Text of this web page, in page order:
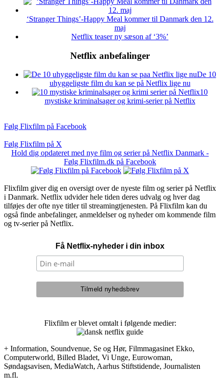
‘Stranger Things’-Happy Meal kommer til Danmark den 12.
maj
Netflix teaser ny sæson af ‘3%’
Netflix anbefalinger
De 10
uhyggeligste film du kan se på Netflix lige nu
10
mystiske kriminalsager og krimi-serier på Netflix
Følg Flixfilm på Facebook
Følg Flixfilm på X
Hold dig opdateret med nye film og serier på Netflix Danmark -
Følg Flixfilm.dk på Facebook
Flixfilm giver dig en oversigt over de nyeste film og serier på Netflix
i Danmark. Netflix udvider hele tiden deres udvalg og hver dag
tilføjes der ofte nye titler til streamingtjenesten. På Flixfilm kan du
også finde anbefalinger, anmeldelser og nyheder om kommende film
og tv-serier på Netflix.
Få Netflix-nyheder i din inbox
Flixfilm er blevet omtalt i følgende medier:
+ Information, Soundvenue, Se og Hør, Filmmagasinet Ekko,
Computerworld, Billed Bladet, Vi Unge, Eurowoman,
Søndagsavisen, MediaWatch, Aarhus Stiftstidende, Journalisten
m.fl.